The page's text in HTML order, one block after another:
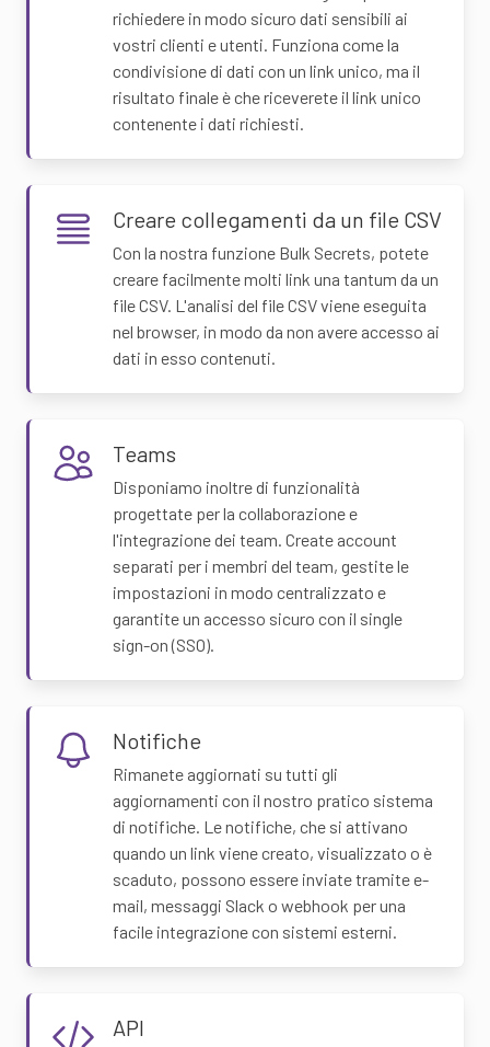
richiedere in modo sicuro dati sensibili ai
vostri clienti e utenti. Funziona come la
condivisione di dati con un link unico, ma il
risultato finale è che riceverete il link unico
contenente i dati richiesti.
Creare collegamenti da un file CSV
Con la nostra funzione Bulk Secrets, potete
creare facilmente molti link una tantum da un
file CSV. L'analisi del file CSV viene eseguita
nel browser, in modo da non avere accesso ai
dati in esso contenuti.
Teams
Disponiamo inoltre di funzionalità
progettate per la collaborazione e
l'integrazione dei team. Create account
separati per i membri del team, gestite le
impostazioni in modo centralizzato e
garantite un accesso sicuro con il single
sign-on (SSO).
Notifiche
Rimanete aggiornati su tutti gli
aggiornamenti con il nostro pratico sistema
di notifiche. Le notifiche, che si attivano
quando un link viene creato, visualizzato o è
scaduto, possono essere inviate tramite e-
mail, messaggi Slack o webhook per una
facile integrazione con sistemi esterni.
API